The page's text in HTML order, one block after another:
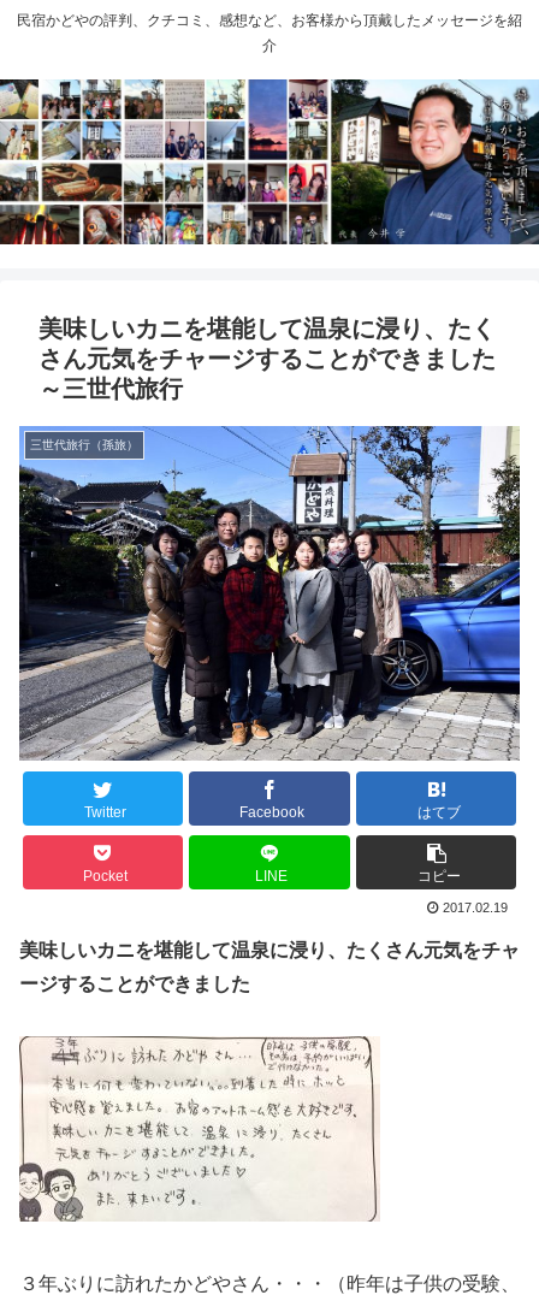
民宿かどやの評判、クチコミ、感想など、お客様から頂戴したメッセージを紹
介
美味しいカニを堪能して温泉に浸り、たく
さん元気をチャージすることができました
～三世代旅行
三世代旅行（孫旅）
Twitter Facebook はてブ
Pocket LINE コピー
2017.02.19
美味しいカニを堪能して温泉に浸り、たくさん元気をチャ
ージすることができました
３年ぶりに訪れたかどやさん・・・（昨年は子供の受験、